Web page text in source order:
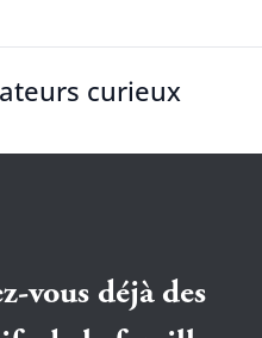
curieux
vous déjà des